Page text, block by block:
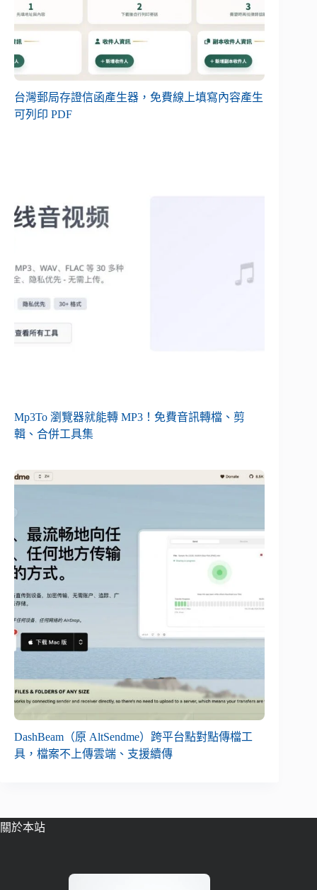
台灣郵局存證信函產生器，免費線上填寫內容產生
可列印 PDF
Mp3To 瀏覽器就能轉 MP3！免費音訊轉檔、剪
輯、合併工具集
DashBeam（原 AltSendme）跨平台點對點傳檔工
具，檔案不上傳雲端、支援續傳
關於本站